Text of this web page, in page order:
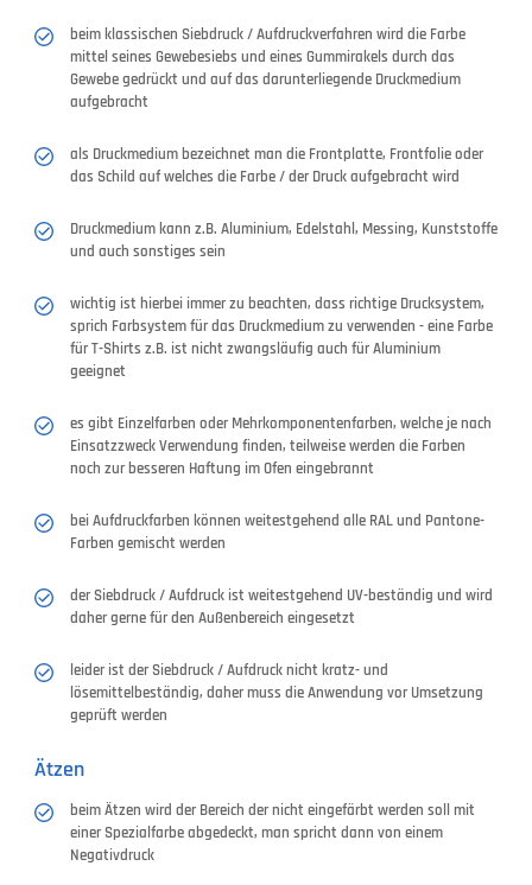
beim klassischen Siebdruck / Aufdruckverfahren wird die Farbe
mittel seines Gewebesiebs und eines Gummirakels durch das
Gewebe gedrückt und auf das darunterliegende Druckmedium
aufgebracht
als Druckmedium bezeichnet man die Frontplatte, Frontfolie oder
das Schild auf welches die Farbe / der Druck aufgebracht wird
Druckmedium kann z.B. Aluminium, Edelstahl, Messing, Kunststoffe
und auch sonstiges sein
wichtig ist hierbei immer zu beachten, dass richtige Drucksystem,
sprich Farbsystem für das Druckmedium zu verwenden - eine Farbe
für T-Shirts z.B. ist nicht zwangsläufig auch für Aluminium
geeignet
es gibt Einzelfarben oder Mehrkomponentenfarben, welche je nach
Einsatzzweck Verwendung finden, teilweise werden die Farben
noch zur besseren Haftung im Ofen eingebrannt
bei Aufdruckfarben können weitestgehend alle RAL und Pantone-
Farben gemischt werden
der Siebdruck / Aufdruck ist weitestgehend UV-beständig und wird
daher gerne für den Außenbereich eingesetzt
leider ist der Siebdruck / Aufdruck nicht kratz- und
lösemittelbeständig, daher muss die Anwendung vor Umsetzung
geprüft werden
Ätzen
beim Ätzen wird der Bereich der nicht eingefärbt werden soll mit
einer Spezialfarbe abgedeckt, man spricht dann von einem
Negativdruck